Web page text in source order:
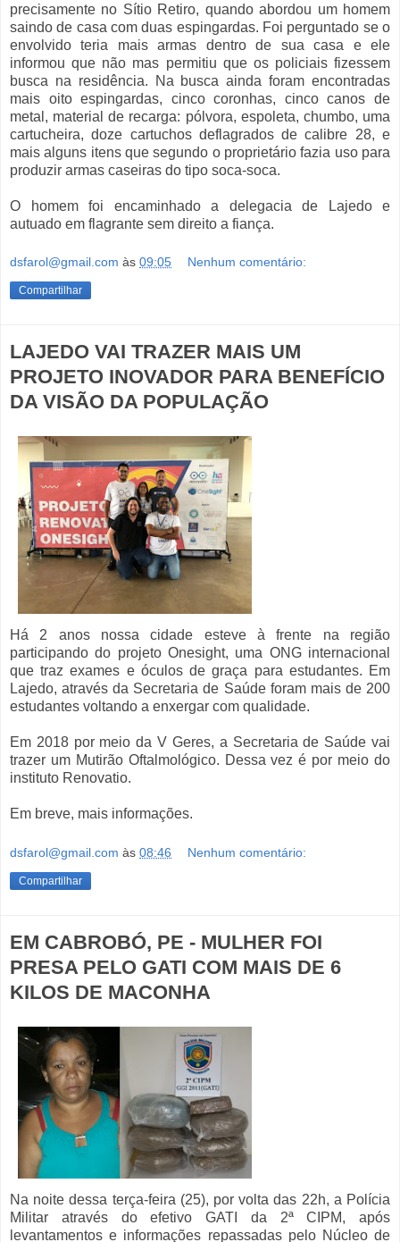
precisamente no Sítio Retiro, quando abordou um homem
saindo de casa com duas espingardas. Foi perguntado se o
envolvido teria mais armas dentro de sua casa e ele
informou que não mas permitiu que os policiais fizessem
busca na residência. Na busca ainda foram encontradas
mais oito espingardas, cinco coronhas, cinco canos de
metal, material de recarga: pólvora, espoleta, chumbo, uma
cartucheira, doze cartuchos deflagrados de calibre 28, e
mais alguns itens que segundo o proprietário fazia uso para
produzir armas caseiras do tipo soca-soca.
O homem foi encaminhado a delegacia de Lajedo e
autuado em flagrante sem direito a fiança.
dsfarol@gmail.com às 09:05 Nenhum comentário:
Compartilhar
LAJEDO VAI TRAZER MAIS UM
PROJETO INOVADOR PARA BENEFÍCIO
DA VISÃO DA POPULAÇÃO
Há 2 anos nossa cidade esteve à frente na região
participando do projeto Onesight, uma ONG internacional
que traz exames e óculos de graça para estudantes. Em
Lajedo, através da Secretaria de Saúde foram mais de 200
estudantes voltando a enxergar com qualidade.
Em 2018 por meio da V Geres, a Secretaria de Saúde vai
trazer um Mutirão Oftalmológico. Dessa vez é por meio do
instituto Renovatio.
Em breve, mais informações.
dsfarol@gmail.com às 08:46 Nenhum comentário:
Compartilhar
EM CABROBÓ, PE - MULHER FOI
PRESA PELO GATI COM MAIS DE 6
KILOS DE MACONHA
Na noite dessa terça-feira (25), por volta das 22h, a Polícia
Militar através do efetivo GATI da 2ª CIPM, após
levantamentos e informações repassadas pelo Núcleo de